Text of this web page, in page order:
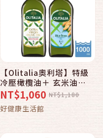
【Olitalia奧利塔】特級
冷壓橄欖油＋ 玄米油
1000ml*2瓶
NT$1,060 NT$1,180
好健康生活館